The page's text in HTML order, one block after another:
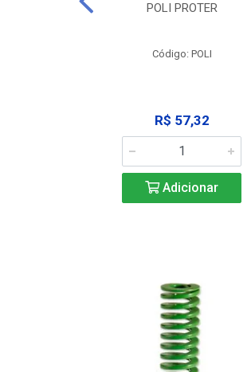
POLI PROTER
Código: POLI
R$ 57,32
Adicionar